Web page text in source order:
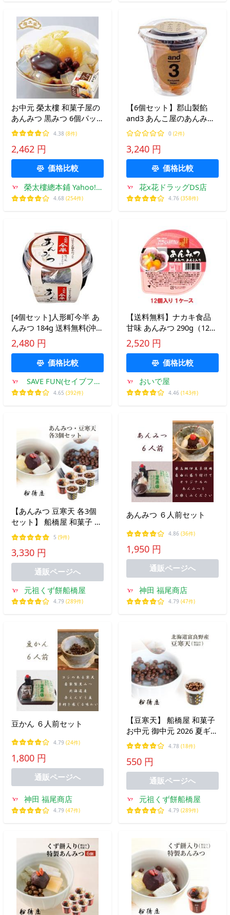
お中元 榮太樓 和菓子屋の
あんみつ 黒みつ 6個パッ
ク
4.38 (8件)
2,462 円
価格比較
榮太樓總本鋪 Yahoo!シ
ョッピング店
4.68 (254件)
【6個セット】郡山製餡
and3 あんこ屋のあんみつ
240g (4972180161108-6)
0 (2件)
3,240 円
価格比較
花x花ドラッグDS店
4.76 (358件)
[4個セット]人形町今半 あ
んみつ 184g 送料無料(沖
縄・離島を除く)
2,480 円
価格比較
SAVE FUN(セイブファ
ン)
4.65 (392件)
【送料無料】ナカキ食品
甘味 あんみつ 290g（12個
入×1ケース）【賞味期
限：2026.11.11】
2,520 円
価格比較
おいで屋
4.46 (143件)
【あんみつ 豆寒天 各3個
セット】 船橋屋 和菓子 お
中元 御中元 2026 夏ギフト
ギフト プレゼント 贈り物
贈答用 スイーツ 詰め合わ
せ セット 人気 【冷蔵品】
5 (9件)
3,330 円
通販ページへ
元祖くず餅船橋屋
4.79 (289件)
あんみつ ６人前セット
4.86 (36件)
1,950 円
通販ページへ
神田 福尾商店
4.79 (47件)
豆かん ６人前セット
4.79 (24件)
1,800 円
通販ページへ
神田 福尾商店
4.79 (47件)
【豆寒天】 船橋屋 和菓子
お中元 御中元 2026 夏ギフ
ト ギフト プレゼント 贈り
物 贈答用 スイーツ お菓子
食べ物 高級 老舗 人気 お
取り寄せ 【冷蔵品】
4.78 (18件)
550 円
通販ページへ
元祖くず餅船橋屋
4.79 (289件)